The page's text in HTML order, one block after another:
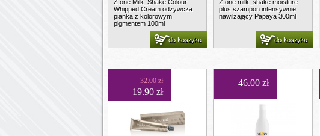
Z.one Milk_Shake Colour
Whipped Cream odżywcza
pianka z kolorowym
pigmentem 100ml
do koszyka
Z.one milk_shake moisture
plus szampon intensywnie
nawilżający Papaya 300ml
do koszyka
32.00 zł
19.90 zł
46.00 zł